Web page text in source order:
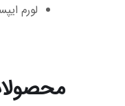
لورم